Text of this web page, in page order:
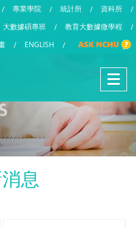
/ 專業學院 / 統計所 / 資科所
/
大數據碩專班 / 教育大數據微學程
/
/ ENGLISH /
息